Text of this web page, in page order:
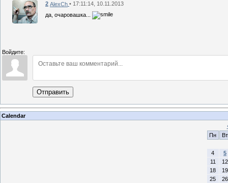
2 AlexCh • 17:11:14, 10.11.2013
да, очаровашка...
Войдите:
Отправить
Calendar
Пн
Вт
4
5
11
12
18
19
25
26